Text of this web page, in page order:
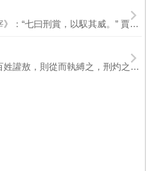
刑罰與獎賞。《周禮·天官·大宰》：“七曰刑賞，以馭其威。” 賈公彥 疏：“謂...
泛指刑罰。《荀子·強國》：“百姓讙敖，則從而執縛之，刑灼之，不和人之心。”